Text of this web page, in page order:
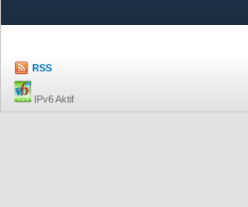
RSS
IPv6 Aktif